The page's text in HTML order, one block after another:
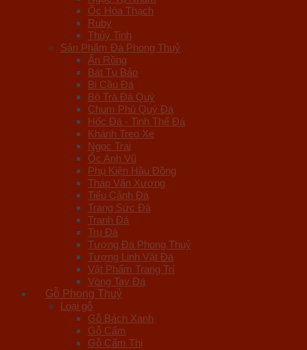
Ốc Hóa Thạch
Ruby
Thủy Tinh
Sản Phẩm Đá Phong Thuỷ
Ấn Rồng
Bát Tụ Bảo
Bi Cầu Đá
Bộ Trà Đá Quý
Chum Phú Quý Đá
Hốc Đá - Tinh Thể Đá
Khánh Treo Xe
Ngọc Trai
Ốc Anh Vũ
Phụ Kiện Hầu Đồng
Tháp Văn Xương
Tiểu Cảnh Đá
Trang Sức Đá
Tranh Đá
Trụ Đá
Tượng Đá Phong Thuỷ
Tượng Linh Vật Đá
Vật Phẩm Trang Trí
Vòng Tay Đá
Gỗ Phong Thuỷ
Loại gỗ
Gỗ Bách Xanh
Gỗ Cẩm
Gỗ Cẩm Thị